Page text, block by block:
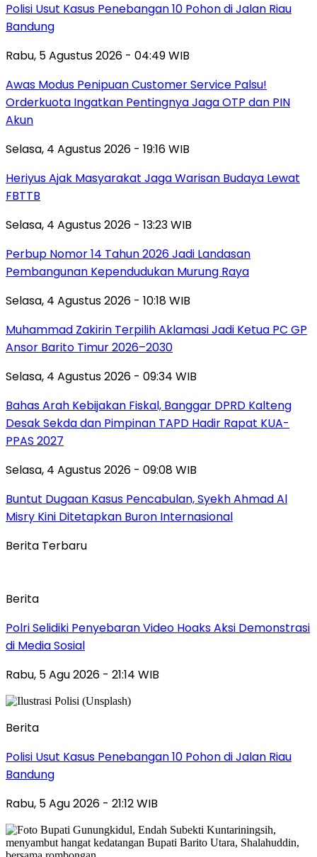
Polisi Usut Kasus Penebangan 10 Pohon di Jalan Riau
Bandung
Rabu, 5 Agustus 2026 - 04:49 WIB
Awas Modus Penipuan Customer Service Palsu!
Orderkuota Ingatkan Pentingnya Jaga OTP dan PIN
Akun
Selasa, 4 Agustus 2026 - 19:16 WIB
Heriyus Ajak Masyarakat Jaga Warisan Budaya Lewat
FBTTB
Selasa, 4 Agustus 2026 - 13:23 WIB
Perbup Nomor 14 Tahun 2026 Jadi Landasan
Pembangunan Kependudukan Murung Raya
Selasa, 4 Agustus 2026 - 10:18 WIB
Muhammad Zakirin Terpilih Aklamasi Jadi Ketua PC GP
Ansor Barito Timur 2026–2030
Selasa, 4 Agustus 2026 - 09:34 WIB
Bahas Arah Kebijakan Fiskal, Banggar DPRD Kalteng
Desak Sekda dan Pimpinan TAPD Hadir Rapat KUA-
PPAS 2027
Selasa, 4 Agustus 2026 - 09:08 WIB
Buntut Dugaan Kasus Pencabulan, Syekh Ahmad Al
Misry Kini Ditetapkan Buron Internasional
Berita Terbaru
Berita
Polri Selidiki Penyebaran Video Hoaks Aksi Demonstrasi
di Media Sosial
Rabu, 5 Agu 2026 - 21:14 WIB
Berita
Polisi Usut Kasus Penebangan 10 Pohon di Jalan Riau
Bandung
Rabu, 5 Agu 2026 - 21:12 WIB